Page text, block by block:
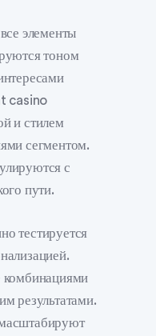
элементы
тоном
casino
и стилем
сегментом.
с
пути.
тестируется
комбинациями
результатами.